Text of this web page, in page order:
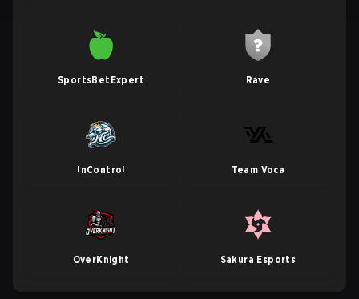
SportsBetExpert Rave
InControl Team Voca
OverKnight Sakura Esports